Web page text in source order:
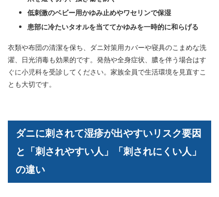
低刺激のベビー用かゆみ止めやワセリンで保湿
患部に冷たいタオルを当ててかゆみを一時的に和らげる
衣類や布団の清潔を保ち、ダニ対策用カバーや寝具のこまめな洗
濯、日光消毒も効果的です。発熱や全身症状、膿を伴う場合はす
ぐに小児科を受診してください。家族全員で生活環境を見直すこ
とも大切です。
ダニに刺されて湿疹が出やすいリスク要因
と「刺されやすい人」「刺されにくい人」
の違い